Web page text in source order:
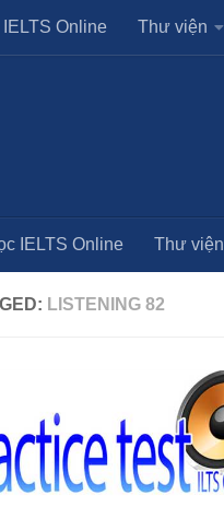
IELTS Online Thư viện
IELTS Online Thư viện
LISTENING 82